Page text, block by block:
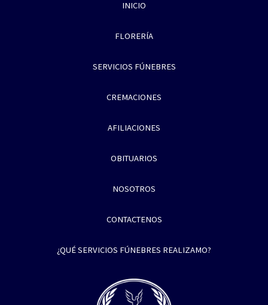
INICIO
FLORERÍA
SERVICIOS FÚNEBRES
CREMACIONES
AFILIACIONES
OBITUARIOS
NOSOTROS
CONTACTENOS
¿QUÉ SERVICIOS FÚNEBRES REALIZAMO?